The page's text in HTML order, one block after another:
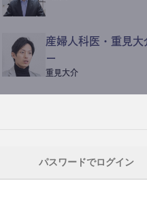
パスワードでログイン
産婦人科医・重見大
ー
重見大介
なつなつ（化粧品・皮膚科
ｺｯｶﾗSaaS